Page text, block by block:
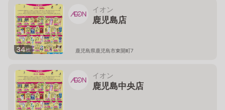
34枚
イオン
鹿児島店
鹿児島県鹿児島市東開町7
イオン
鹿児島中央店